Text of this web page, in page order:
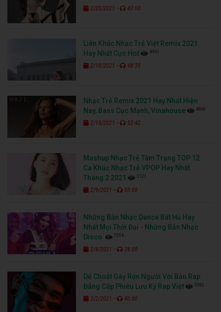
2/20/2021 - 43:00
Liên Khúc Nhạc Trẻ Việt Remix 2021
Hay Nhất Cực Hot
4991
2/18/2021 - 48:35
Nhạc Trẻ Remix 2021 Hay Nhất Hiện
Nay, Bass Cực Mạnh, Vinahouse
4808
2/15/2021 - 53:42
Mashup Nhạc Trẻ Tâm Trạng TOP 12
Ca Khúc Nhạc Trẻ VPOP Hay Nhất
Tháng 2 2021
5121
2/9/2021 - 55:00
Những Bản Nhạc Dance Bất Hủ Hay
Nhất Mọi Thời Đại - Những Bản Nhạc
Disco
7356
2/4/2021 - 28:00
Dế Choắt Gây Rợn Người Với Bản Rap
Đẳng Cấp Phiêu Lưu Ký Rap Việt
3582
2/2/2021 - 40:00